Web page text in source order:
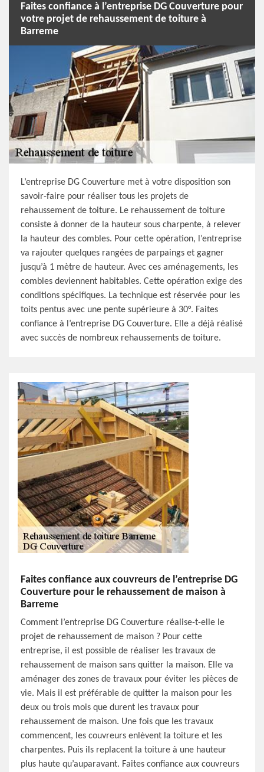
Faites confiance à l’entreprise DG Couverture pour
votre projet de rehaussement de toiture à
Barreme
L’entreprise DG Couverture met à votre disposition son
savoir-faire pour réaliser tous les projets de
rehaussement de toiture. Le rehaussement de toiture
consiste à donner de la hauteur sous charpente, à relever
la hauteur des combles. Pour cette opération, l’entreprise
va rajouter quelques rangées de parpaings et gagner
jusqu’à 1 mètre de hauteur. Avec ces aménagements, les
combles deviennent habitables. Cette opération exige des
conditions spécifiques. La technique est réservée pour les
toits pentus avec une pente supérieure à 30°. Faites
confiance à l’entreprise DG Couverture. Elle a déjà réalisé
avec succès de nombreux rehaussements de toiture.
Faites confiance aux couvreurs de l’entreprise DG
Couverture pour le rehaussement de maison à
Barreme
Comment l’entreprise DG Couverture réalise-t-elle le
projet de rehaussement de maison ? Pour cette
entreprise, il est possible de réaliser les travaux de
rehaussement de maison sans quitter la maison. Elle va
aménager des zones de travaux pour éviter les pièces de
vie. Mais il est préférable de quitter la maison pour les
deux ou trois mois que durent les travaux pour
rehaussement de maison. Une fois que les travaux
commencent, les couvreurs enlèvent la toiture et les
charpentes. Puis ils replacent la toiture à une hauteur
plus haute qu’auparavant. Faites confiance aux couvreurs